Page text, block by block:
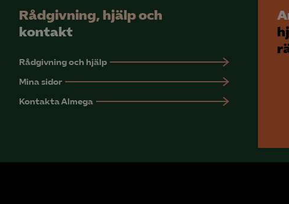
Microsoft Ads
Rådgivning, hjälp och
kontakt
Rådgivning och hjälp
Mina sidor
Kontakta Almega